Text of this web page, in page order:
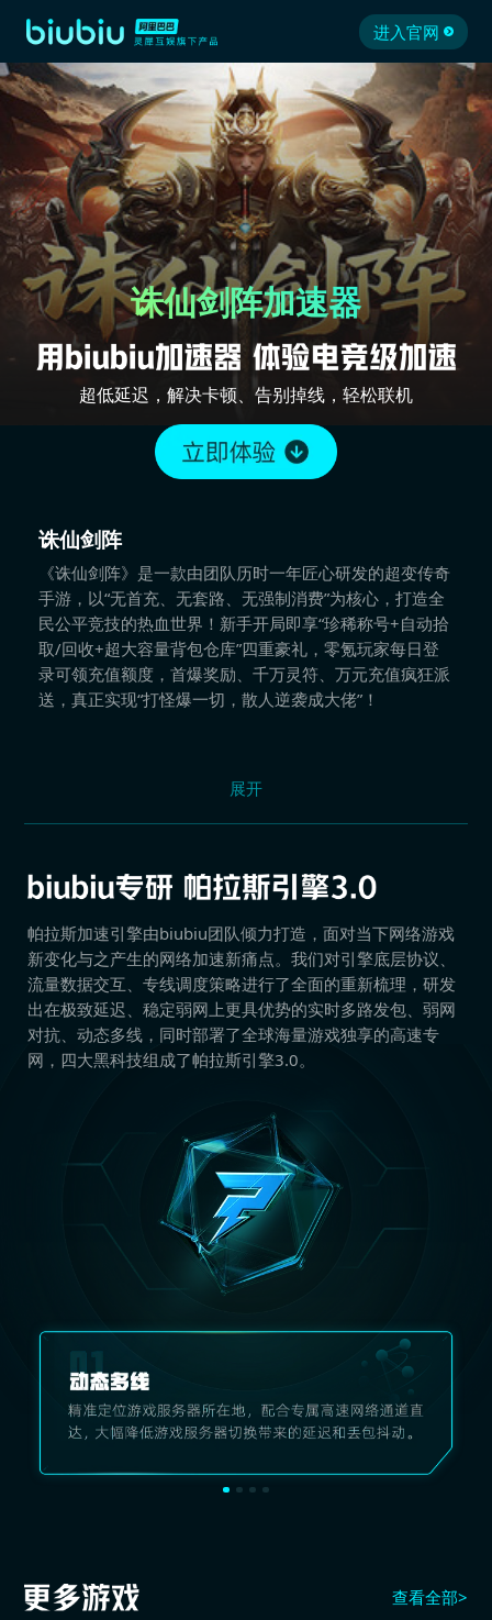
进入官网
诛仙剑阵加速器
超低延迟，解决卡顿、告别掉线，轻松联机
诛仙剑阵
《诛仙剑阵》是一款由团队历时一年匠心研发的超变传奇
手游，以“无首充、无套路、无强制消费”为核心，打造全
民公平竞技的热血世界！新手开局即享“珍稀称号+自动拾
取/回收+超大容量背包仓库”四重豪礼，零氪玩家每日登
录可领充值额度，首爆奖励、千万灵符、万元充值疯狂派
送，真正实现“打怪爆一切，散人逆袭成大佬”！
展开
帕拉斯加速引擎由biubiu团队倾力打造，面对当下网络游戏
新变化与之产生的网络加速新痛点。我们对引擎底层协议、
流量数据交互、专线调度策略进行了全面的重新梳理，研发
出在极致延迟、稳定弱网上更具优势的实时多路发包、弱网
对抗、动态多线，同时部署了全球海量游戏独享的高速专
网，四大黑科技组成了帕拉斯引擎3.0。
查看全部>